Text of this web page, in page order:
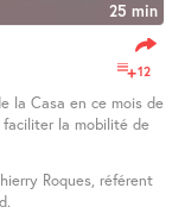
25 min
12
la Casa en ce mois de
faciliter la mobilité de
Roques, référent